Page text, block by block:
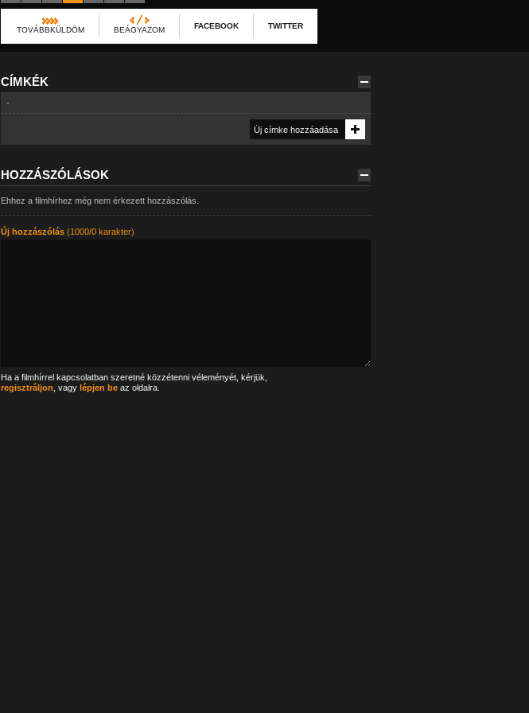
TOVÁBBKÜLDÖM BEÁGYAZOM FACEBOOK TWITTER
CÍMKÉK
-
HOZZÁSZÓLÁSOK
Ehhez a filmhírhez még nem érkezett hozzászólás.
Új hozzászólás(1000/0 karakter)
Ha a filmhírrel kapcsolatban szeretné közzétenni véleményét, kérjük,
regisztráljon , vagy lépjen beaz oldalra.